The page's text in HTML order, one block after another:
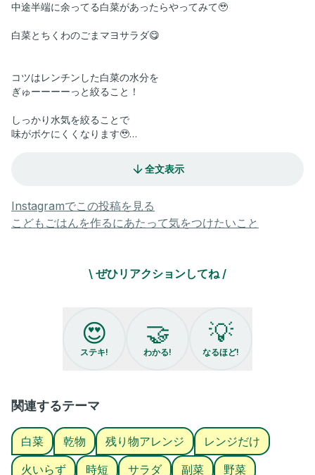
中途半端に余ってる白菜があったらやってみて🥹
白菜とちくわのごまマヨサラダ😋
コツはレンチンした白菜の水分を
ぎゅーーーーっと絞ること！
しっかり水気を絞ることで
味がボケにくくなります🥹
お好みでマヨネーズの量を増やしても🙆‍♀️
ささっとできるのでぜひお試しください😊✨
【材料】（2人分）
Aすりごま・マヨネーズ...各大さじ1
A鶏がらスープの素...小さじ1/2
①白菜は1cm幅に切る。
ちくわは3mm幅の斜め切りにする。
②白菜を耐熱容器に入れてふんわりとラップをし、600Wのレン
ジで2分加熱する。
全文表示
Instagramでこの投稿を見る
こどもごはんを作るにあたって気をつけたいこと
\ ぜひリアクションしてね /
😍
ステキ!
🤝
わかる!
💡
なるほど!
関連するテーマ
白菜 乾物 残り物アレンジ
レンジだけ
火いらず
時短 サラダ 副菜 野菜